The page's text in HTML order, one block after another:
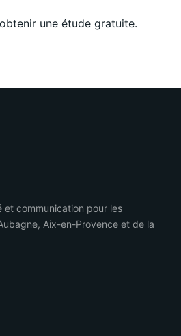
une étude gratuite.
et communication pour les
Aix-en-Provence et de la